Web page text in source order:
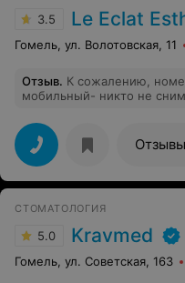
3.5 Le Eclat
Гомель, ул. Волотовская, 11
Отзыв. К сожалению,
мобильный- никто не
Отзывы
СТОМАТОЛОГИЯ
5.0 Kravmed
Гомель, ул. Советская, 163